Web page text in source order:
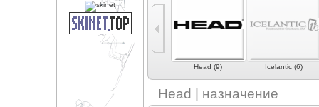
Hagan (1) Head (9) Icelantic (6)
Head | назначение